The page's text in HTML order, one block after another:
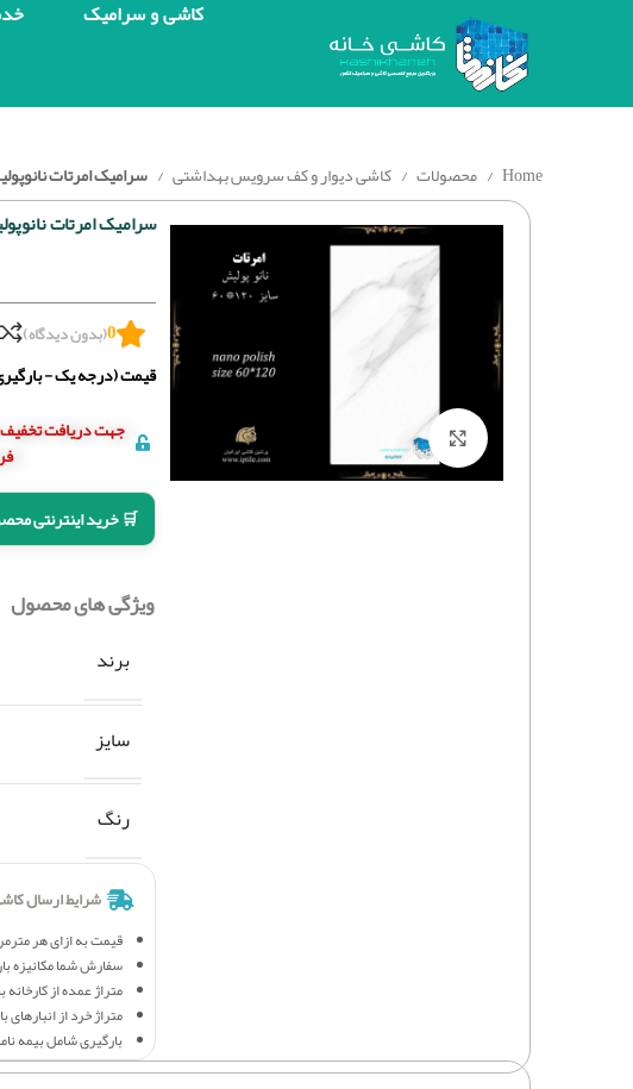
کاشی و سرامیک
Home محصولات کاشی دیوار و کف سرویس بهداشتی سرامیک امرتات
برای بزرگنمایی کلیک کنید
سرامیک امرتات
0(بدون دیدگاه)
قیمت (درجه یک -
جهت دریافت
🛒 خرید اینترنتی
ویژگی های محصول
برند
سایز
رنگ
قیمت به ازای هر
سفارش شما مکانیزه
متراژ عمده از کارخانه
متراژ خرد از
بارگیری شامل بیمه
شرایط ارسال